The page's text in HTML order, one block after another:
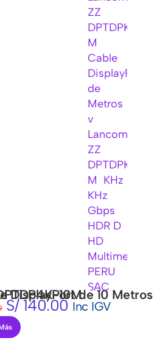
de 10 Metros 8K Lancom ZZ-DPTDP4K-10M
S/140.00 Inc IGV